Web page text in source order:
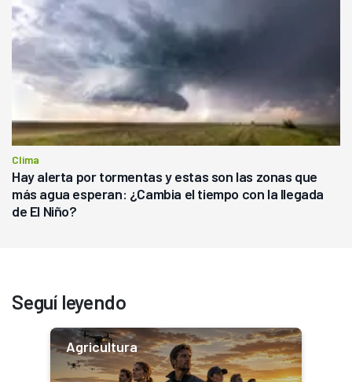
Clima
Hay alerta por tormentas y estas son las zonas que
más agua esperan: ¿Cambia el tiempo con la llegada
de El Niño?
Seguí leyendo
Agricultura